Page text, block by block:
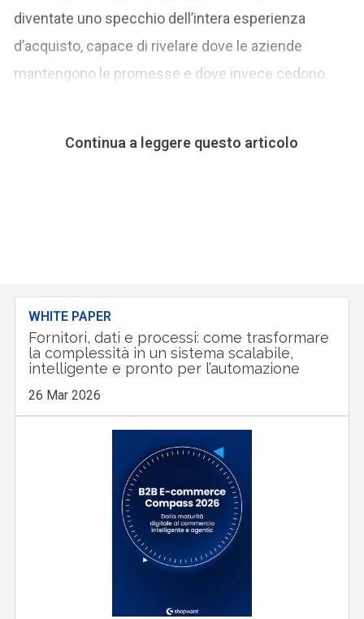
diventate uno specchio dell’intera esperienza
d’acquisto, capace di rivelare dove le aziende
mantengono le promesse e dove invece cedono.
Continua a leggere questo articolo
WHITE PAPER
Fornitori, dati e processi: come trasformare
la complessità in un sistema scalabile,
intelligente e pronto per l’automazione
26 Mar 2026